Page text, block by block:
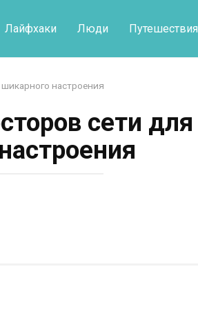
Лайфхаки Люди Путешествия
настроения
сети для